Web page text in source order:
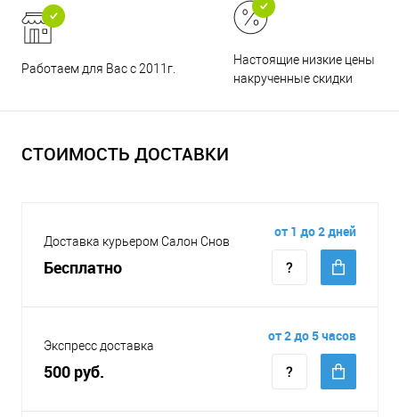
Работаем для Вас с 2011г.
Настоящие низкие цены и
накрученные скидки
СТОИМОСТЬ ДОСТАВКИ
Доставка курьером Салон Снов
Бесплатно
от 1 до 2 дней
Экспресс доставка
500 руб.
от 2 до 5 часов